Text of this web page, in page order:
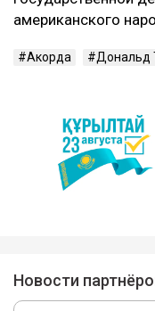
американского
Акорда Дональд